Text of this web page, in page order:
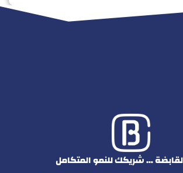
… شريكك للنمو المتكامل